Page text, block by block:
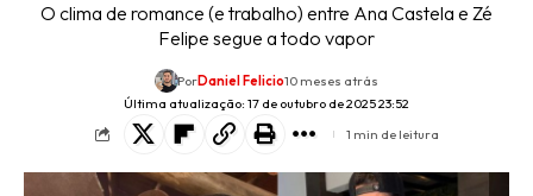
O clima de romance (e trabalho) entre Ana Castela e Zé
Felipe segue a todo vapor
Última atualização: 17 de outubro de 2025 23:52
PorDaniel Felicio10 meses atrás
1 min de leitura